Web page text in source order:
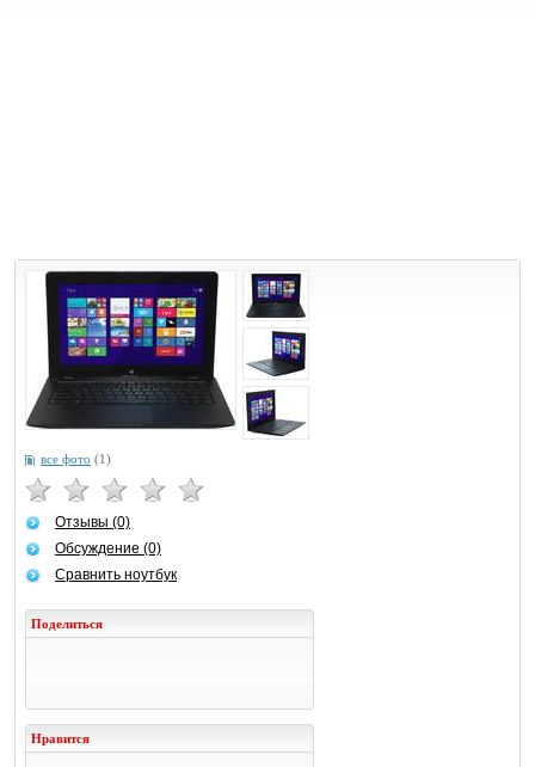
все фото (1)
Отзывы (0)
Обсуждение (0)
Сравнить ноутбук
Поделиться
Нравится